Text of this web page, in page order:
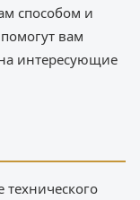
способом и
вам
на интересующие
технического